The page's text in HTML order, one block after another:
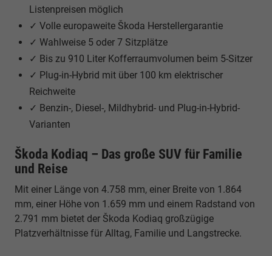
Listenpreisen möglich
✓ Volle europaweite Škoda Herstellergarantie
✓ Wahlweise 5 oder 7 Sitzplätze
✓ Bis zu 910 Liter Kofferraumvolumen beim 5-Sitzer
✓ Plug-in-Hybrid mit über 100 km elektrischer
Reichweite
✓ Benzin-, Diesel-, Mildhybrid- und Plug-in-Hybrid-
Varianten
Škoda Kodiaq – Das große SUV für Familie
und Reise
Mit einer Länge von 4.758 mm, einer Breite von 1.864
mm, einer Höhe von 1.659 mm und einem Radstand von
2.791 mm bietet der Škoda Kodiaq großzügige
Platzverhältnisse für Alltag, Familie und Langstrecke.